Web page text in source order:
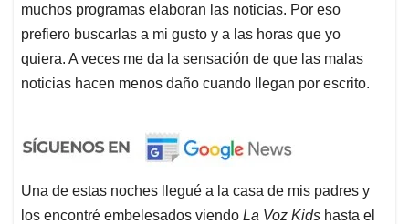
muchos programas elaboran las noticias. Por eso
prefiero buscarlas a mi gusto y a las horas que yo
quiera. A veces me da la sensación de que las malas
noticias hacen menos daño cuando llegan por escrito.
Una de estas noches llegué a la casa de mis padres y
los encontré embelesados viendo La Voz Kids hasta el